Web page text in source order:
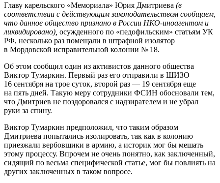
Главу карельского «Мемориала» Юрия Дмитриева (в
соответствии с действующим законодательством сообщаем,
что данное общество признано в России НКО-иноагентом и
ликвидировано), осужденного по «педофильским» статьям УК
РФ, несколько раз помещали в штрафной изолятор
в Мордовской исправительной колонии № 18.
Об этом сообщил один из активистов данного общества
Виктор Тумаркин. Первый раз его отправили в ШИЗО
16 сентября на трое суток, второй раз — 19 сентября еще
на пять дней. Такую меру сотрудники ФСИН обосновали тем,
что Дмитриев не поздоровался с надзирателем и не убрал
руки за спину.
Виктор Тумаркин предположил, что таким образом
Дмитриева попытались изолировать, так как в колонию
приезжали вербовщики в армию, а историк мог бы мешать
этому процессу. Впрочем не очень понятно, как заключенный,
сидящий по весьма специфической статье, мог бы повлиять на
других заключенных в таком вопросе.